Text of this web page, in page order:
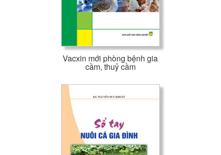
Vacxin mới phòng bệnh gia
cầm, thuỷ cầm